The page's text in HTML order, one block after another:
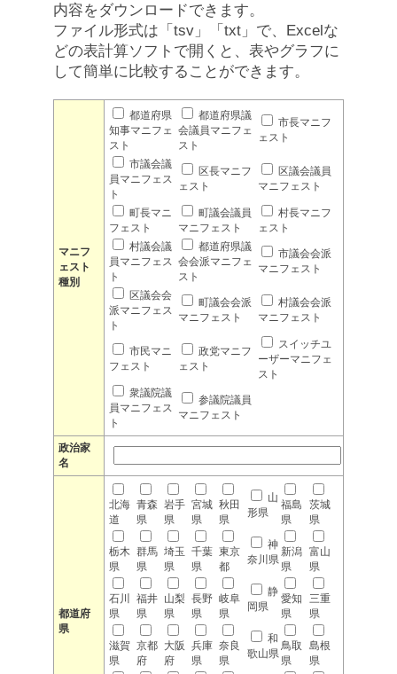
内容をダウンロードできます。
ファイル形式は「tsv」「txt」で、Excelな
どの表計算ソフトで開くと、表やグラフに
して簡単に比較することができます。
マニフ
ェスト
種別
都道府県
知事マニフェ
スト
都道府県議
会議員マニフェ
スト
市長マニフ
ェスト
市議会議
員マニフェス
ト
区長マニフ
ェスト
区議会議員
マニフェスト
町長マニ
フェスト
町議会議員
マニフェスト
村長マニフ
ェスト
村議会議
員マニフェス
ト
都道府県議
会会派マニフェ
スト
市議会会派
マニフェスト
区議会会
派マニフェス
ト
町議会会派
マニフェスト
村議会会派
マニフェスト
市民マニ
フェスト
政党マニフ
ェスト
スイッチユ
ーザーマニフェ
スト
衆議院議
員マニフェス
ト
参議院議員
マニフェスト
政治家
名
都道府
県
北海
道
青森
県
岩手
県
宮城
県
秋田
県
山
形県
福島
県
茨城
県
栃木
県
群馬
県
埼玉
県
千葉
県
東京
都
神
奈川県
新潟
県
富山
県
石川
県
福井
県
山梨
県
長野
県
岐阜
県
静
岡県
愛知
県
三重
県
滋賀
県
京都
府
大阪
府
兵庫
県
奈良
県
和
歌山県
鳥取
県
島根
県